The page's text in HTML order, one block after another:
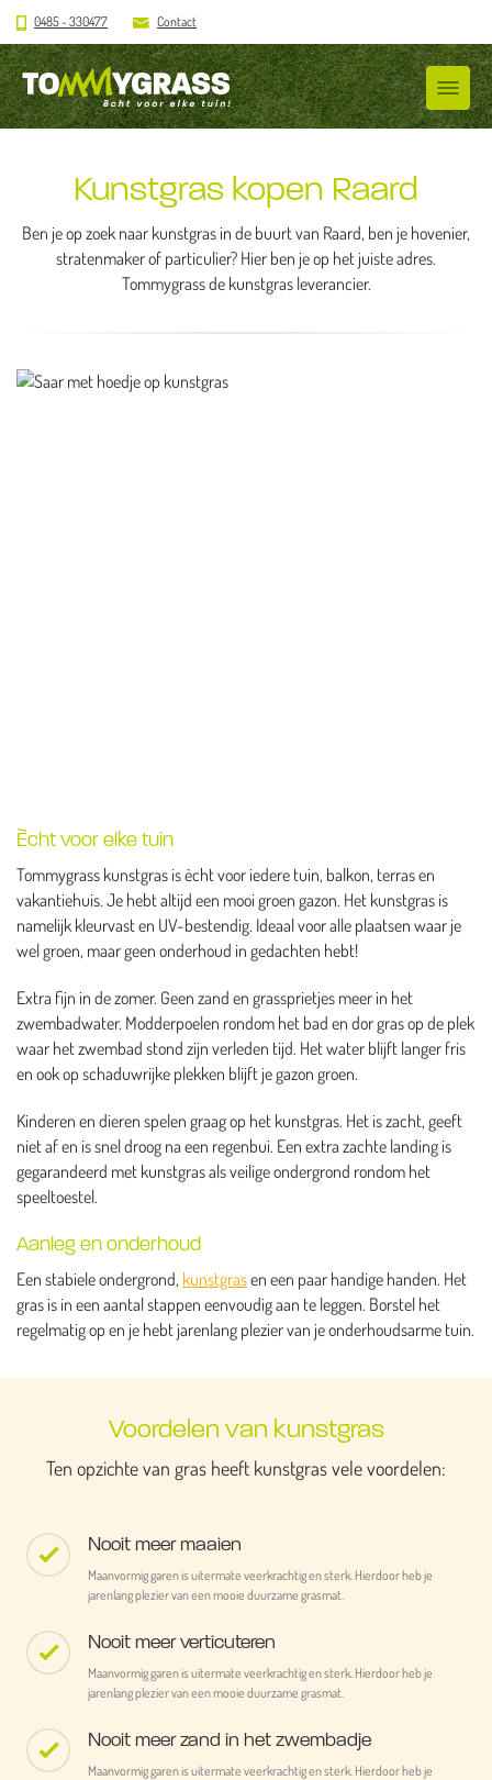
0485 - 330477 Contact
Kunstgras kopen Raard
Ben je op zoek naar kunstgras in de buurt van Raard, ben je hovenier,
stratenmaker of particulier? Hier ben je op het juiste adres.
Tommygrass de kunstgras leverancier.
Ècht voor elke tuin
Tommygrass kunstgras is ècht voor iedere tuin, balkon, terras en
vakantiehuis. Je hebt altijd een mooi groen gazon. Het kunstgras is
namelijk kleurvast en UV-bestendig. Ideaal voor alle plaatsen waar je
wel groen, maar geen onderhoud in gedachten hebt!
Extra fijn in de zomer. Geen zand en grassprietjes meer in het
zwembadwater. Modderpoelen rondom het bad en dor gras op de plek
waar het zwembad stond zijn verleden tijd. Het water blijft langer fris
en ook op schaduwrijke plekken blijft je gazon groen.
Kinderen en dieren spelen graag op het kunstgras. Het is zacht, geeft
niet af en is snel droog na een regenbui. Een extra zachte landing is
gegarandeerd met kunstgras als veilige ondergrond rondom het
speeltoestel.
Aanleg en onderhoud
Een stabiele ondergrond, kunstgrasen een paar handige handen. Het
gras is in een aantal stappen eenvoudig aan te leggen. Borstel het
regelmatig op en je hebt jarenlang plezier van je onderhoudsarme tuin.
Voordelen van kunstgras
Ten opzichte van gras heeft kunstgras vele voordelen:
Nooit meer maaien
Maanvormig garen is uitermate veerkrachtig en sterk. Hierdoor heb je
jarenlang plezier van een mooie duurzame grasmat.
Nooit meer verticuteren
Maanvormig garen is uitermate veerkrachtig en sterk. Hierdoor heb je
jarenlang plezier van een mooie duurzame grasmat.
Nooit meer zand in het zwembadje
Maanvormig garen is uitermate veerkrachtig en sterk. Hierdoor heb je